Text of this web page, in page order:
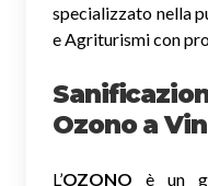
specializzato nella
e Agriturismi con
Ozonoa
L’OZONO è un